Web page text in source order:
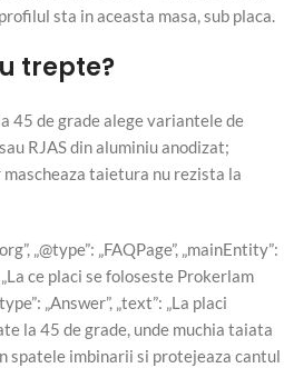
sta in aceasta masa, sub placa.
trepte?
45 de grade alege variantele de
RJAS din aluminiu anodizat;
taietura nu rezista la
„@type”: „FAQPage”, „mainEntity”:
„La ce placi se foloseste Prokerlam
„Answer”, „text”: „La placi
la 45 de grade, unde muchia taiata
spatele imbinarii si protejeaza cantul